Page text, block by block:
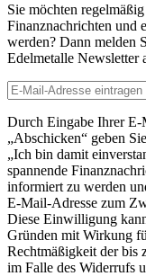
Sie möchten
Finanznachrichten und
werden? Dann melden
Edelmetalle Newsletter
Durch Eingabe Ihrer
„Abschicken“ geben
„Ich bin damit
spannende
informiert zu werden
E-Mail-Adresse zum
Diese Einwilligung
Gründen mit Wirkung
Rechtmäßigkeit der bis
im Falle des Widerrufs